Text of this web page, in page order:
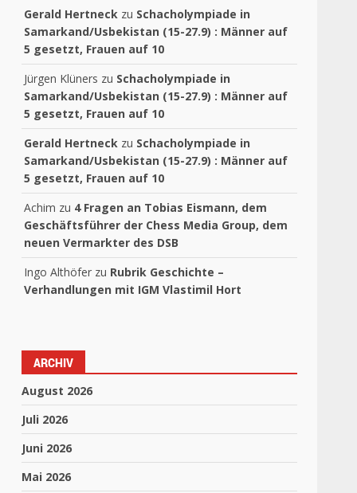
Gerald Hertneck zu Schacholympiade in
Samarkand/Usbekistan (15-27.9) : Männer auf
5 gesetzt, Frauen auf 10
Jürgen Klüners zu Schacholympiade in
Samarkand/Usbekistan (15-27.9) : Männer auf
5 gesetzt, Frauen auf 10
Gerald Hertneck zu Schacholympiade in
Samarkand/Usbekistan (15-27.9) : Männer auf
5 gesetzt, Frauen auf 10
Achim zu 4 Fragen an Tobias Eismann, dem
Geschäftsführer der Chess Media Group, dem
neuen Vermarkter des DSB
Ingo Althöfer zu Rubrik Geschichte –
Verhandlungen mit IGM Vlastimil Hort
ARCHIV
August 2026
Juli 2026
Juni 2026
Mai 2026